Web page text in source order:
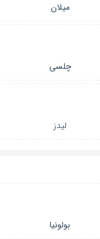
میلان
چلسی
لیدز
بولونیا